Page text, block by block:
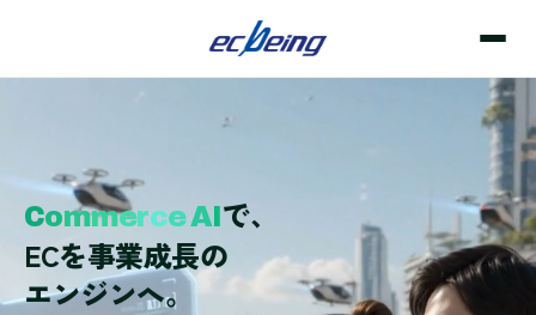
CommerceAIで、
ECを事業成長の
エンジンへ。